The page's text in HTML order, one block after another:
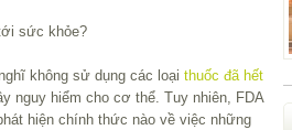
sức khỏe?
không sử dụng các loại thuốc đã hết
nguy hiểm cho cơ thể. Tuy nhiên, FDA
hiện chính thức nào về việc những